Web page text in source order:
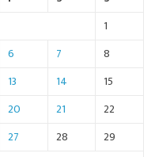
1
6 7
8
13 14
15
20 21
22
27 28
29